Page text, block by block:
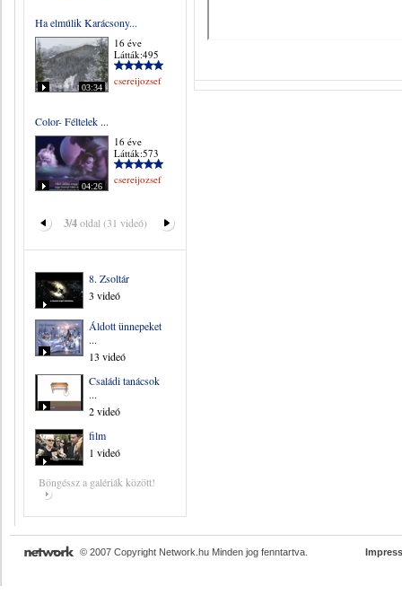
Ha elmúlik Karácsony...
03:34
16 éve
Látták:495
csereijozsef
Color- Féltelek ...
04:26
16 éve
Látták:573
csereijozsef
3/4oldal (31 videó)
8. Zsoltár
3 videó
Áldott ünnepeket
...
13 videó
Családi tanácsok
...
2 videó
film
1 videó
Böngéssz a galériák között!
© 2007 Copyright Network.hu Minden jog fenntartva.